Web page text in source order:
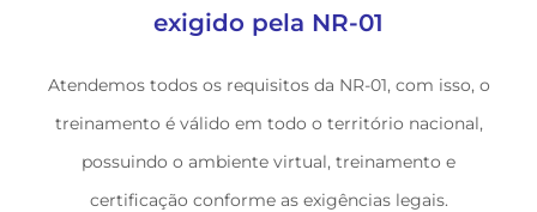
exigido pela NR-01
Atendemos todos os requisitos da NR-01, com isso, o
treinamento é válido em todo o território nacional,
possuindo o ambiente virtual, treinamento e
certificação conforme as exigências legais.